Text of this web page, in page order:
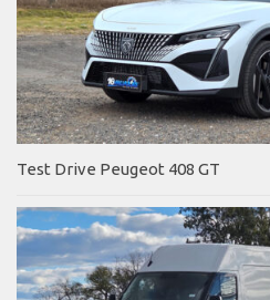
Test Drive Peugeot 408 GT